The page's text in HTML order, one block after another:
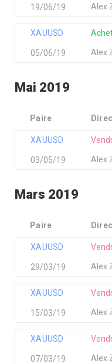
Alex
19/06/19
XAUUSD
Alex
05/06/19
Mai 2019
Paire
XAUUSD
Alex
03/05/19
Mars 2019
Paire
XAUUSD
Alex
29/03/19
XAUUSD
Alex
15/03/19
XAUUSD
Alex
07/03/19